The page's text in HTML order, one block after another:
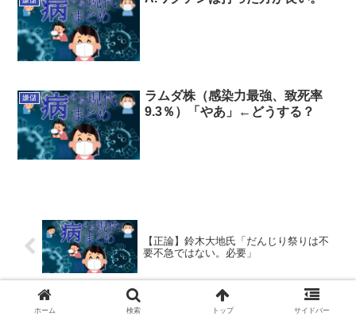
嫌儲
ラムダ株（感染力最強、致死率
9.3％）「やあ」←どうする？
【正論】鈴木大地氏「だんじり祭りは不
要不急ではない。必要」
【菅悲報】ワクチン接種した看護士ちゃ
ん、3日後に口から泡を吹いて鼻血出して
ホーム 検索 トップ サイドバー